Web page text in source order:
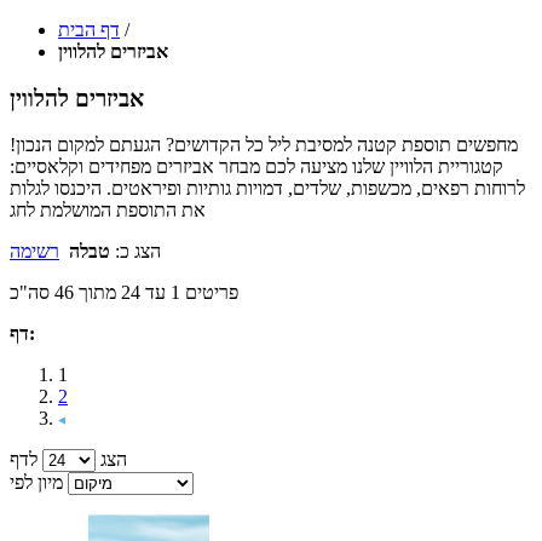
דף הבית /
אביזרים להלווין
אביזרים להלווין
מחפשים תוספת קטנה למסיבת ליל כל הקדושים? הגעתם למקום הנכון!
קטגוריית הלוויין שלנו מציעה לכם מבחר אביזרים מפחידים וקלאסיים:
לרוחות רפאים, מכשפות, שלדים, דמויות גותיות ופיראטים. היכנסו לגלות
את התוספת המושלמת לחג
הצג כ: טבלה רשימה
פריטים 1 עד 24 מתוך 46 סה"כ
דף:
1
2
הצג
לדף
מיון לפי